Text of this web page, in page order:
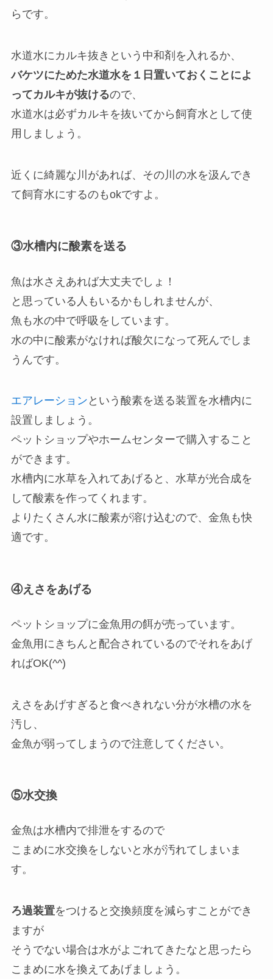
らです。
水道水にカルキ抜きという中和剤を入れるか、
バケツにためた水道水を１日置いておくことによ
ってカルキが抜けるので、
水道水は必ずカルキを抜いてから飼育水として使
用しましょう。
近くに綺麗な川があれば、その川の水を汲んでき
て飼育水にするのもokですよ。
③水槽内に酸素を送る
魚は水さえあれば大丈夫でしょ！
と思っている人もいるかもしれませんが、
魚も水の中で呼吸をしています。
水の中に酸素がなければ酸欠になって死んでしま
うんです。
エアレーション という酸素を送る装置を水槽内に
設置しましょう。
ペットショップやホームセンターで購入すること
ができます。
水槽内に水草を入れてあげると、水草が光合成を
して酸素を作ってくれます。
よりたくさん水に酸素が溶け込むので、金魚も快
適です。
④えさをあげる
ペットショップに金魚用の餌が売っています。
金魚用にきちんと配合されているのでそれをあげ
ればOK(^^)
えさをあげすぎると食べきれない分が水槽の水を
汚し、
金魚が弱ってしまうので注意してください。
⑤水交換
金魚は水槽内で排泄をするので
こまめに水交換をしないと水が汚れてしまいま
す。
ろ過装置をつけると交換頻度を減らすことができ
ますが
そうでない場合は水がよごれてきたなと思ったら
こまめに水を換えてあげましょう。